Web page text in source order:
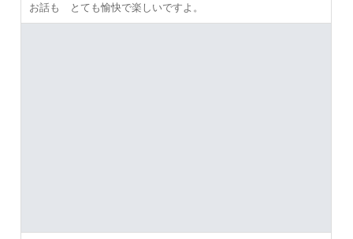
お話も とても愉快で楽しいですよ。